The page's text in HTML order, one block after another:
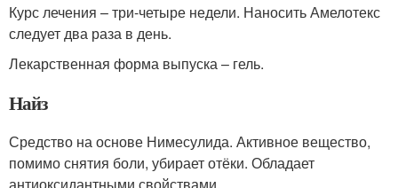
Курс лечения – три-четыре недели. Наносить Амелотекс
следует два раза в день.
Лекарственная форма выпуска – гель.
Найз
Средство на основе Нимесулида. Активное вещество,
помимо снятия боли, убирает отёки. Обладает
антиоксидантными свойствами.